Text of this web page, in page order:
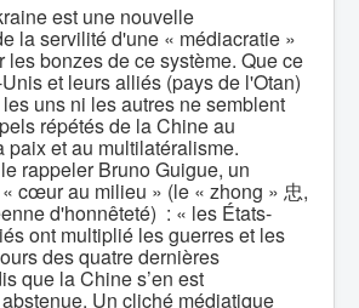
est une nouvelle
la servilité d'une « médiacratie »
les bonzes de ce système. Que ce
et leurs alliés (pays de l'Otan)
uns ni les autres ne semblent
répétés de la Chine au
paix et au multilatéralisme.
rappeler Bruno Guigue, un
cœur au milieu » (le « zhong » 忠,
d'honnêteté) : « les États-
ont multiplié les guerres et les
des quatre dernières
que la Chine s’en est
Un cliché médiatique